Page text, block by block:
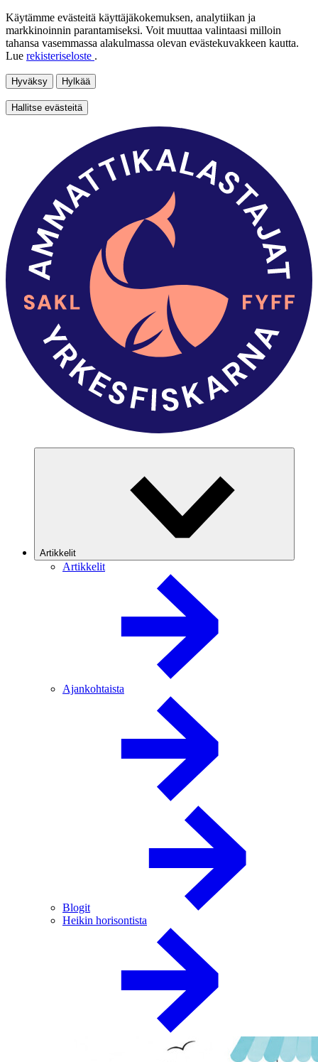
Käytämme evästeitä käyttäjäkokemuksen, analytiikan ja
markkinoinnin parantamiseksi. Voit muuttaa valintaasi milloin
tahansa vasemmassa alakulmassa olevan evästekuvakkeen kautta.
Lue rekisteriseloste .
Hyväksy Hylkää
Hallitse evästeitä
Artikkelit
Artikkelit
Ajankohtaista
Blogit
Heikin horisontista